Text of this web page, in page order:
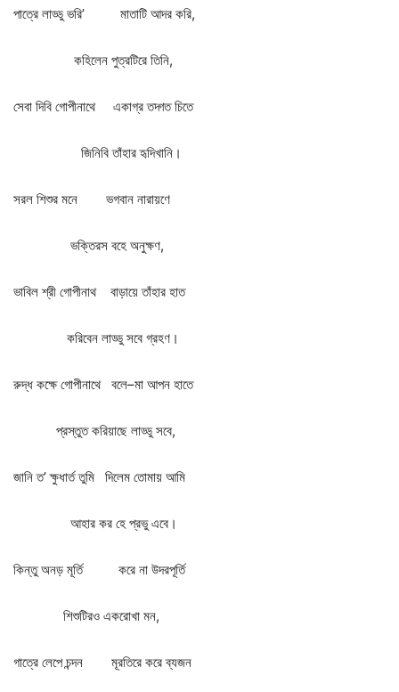
পাত্রে লাড্ডু ভরি’ মাতাটি আদর করি,
কহিলেন পুত্রটিরে তিনি,
সেবা দিবি গোপীনাথে একাগ্র তদ্গত চিতে
জিনিবি তাঁহার হৃদিখানি।
সরল শিশুর মনে ভগবান নারায়ণে
ভক্তিরস বহে অনুক্ষণ,
ভাবিল শ্রী গোপীনাথ বাড়ায়ে তাঁহার হাত
করিবেন লাড্ডু সবে গ্রহণ।
রুদ্ধ কক্ষে গোপীনাথে বলে–মা আপন হাতে
প্রস্তুত করিয়াছে লাড্ডু সবে,
জানি ত’ক্ষুধার্ত তুমি দিলেম তোমায় আমি
আহার কর হে প্রভু এবে।
কিন্তু অনড় মূর্তি করে না উদরপূর্তি
শিশুটিরও একরোখা মন,
গাত্রে লেপে চন্দন মূরতিরে করে ব্যজন